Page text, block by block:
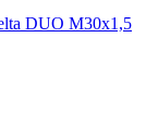
DUO М30х1,5